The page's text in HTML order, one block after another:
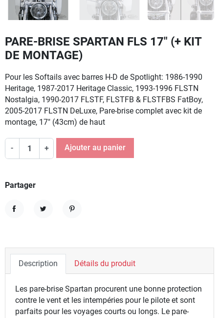
PARE-BRISE SPARTAN FLS 17" (+ KIT
DE MONTAGE)
Pour les Softails avec barres H-D de Spotlight: 1986-1990
Heritage, 1987-2017 Heritage Classic, 1993-1996 FLSTN
Nostalgia, 1990-2017 FLSTF, FLSTFB & FLSTFBS FatBoy,
2005-2017 FLSTN DeLuxe, Pare-brise complet avec kit de
montage, 17" (43cm) de haut
- + Ajouter au panier
Partager
Description Détails du produit
Les pare-brise Spartan procurent une bonne protection
contre le vent et les intempéries pour le pilote et sont
parfaits pour les voyages courts ou longs. Le pare-